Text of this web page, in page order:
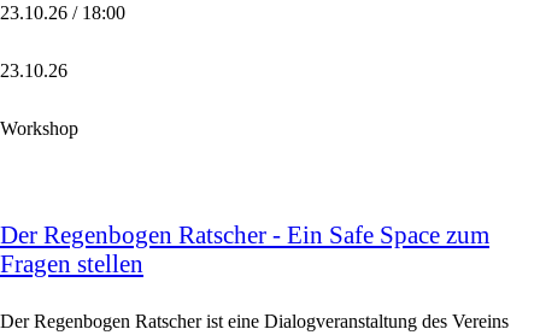
23.10.26 / 18:00
23.10.26
Workshop
Der Regenbogen Ratscher - Ein Safe Space zum
Fragen stellen
Der Regenbogen Ratscher ist eine Dialogveranstaltung des Vereins